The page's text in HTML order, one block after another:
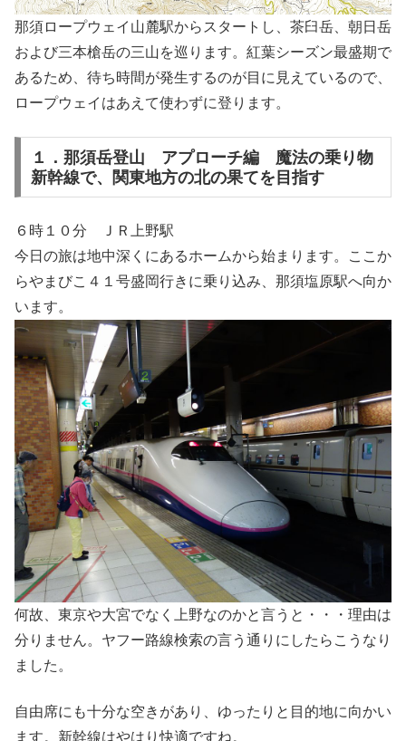
那須ロープウェイ山麓駅からスタートし、茶臼岳、朝日岳
および三本槍岳の三山を巡ります。紅葉シーズン最盛期で
あるため、待ち時間が発生するのが目に見えているので、
ロープウェイはあえて使わずに登ります。
１．那須岳登山 アプローチ編 魔法の乗り物
新幹線で、関東地方の北の果てを目指す
６時１０分 ＪＲ上野駅
今日の旅は地中深くにあるホームから始まります。ここか
らやまびこ４１号盛岡行きに乗り込み、那須塩原駅へ向か
います。
何故、東京や大宮でなく上野なのかと言うと・・・理由は
分りません。ヤフー路線検索の言う通りにしたらこうなり
ました。
自由席にも十分な空きがあり、ゆったりと目的地に向かい
ます。新幹線はやはり快適ですね。